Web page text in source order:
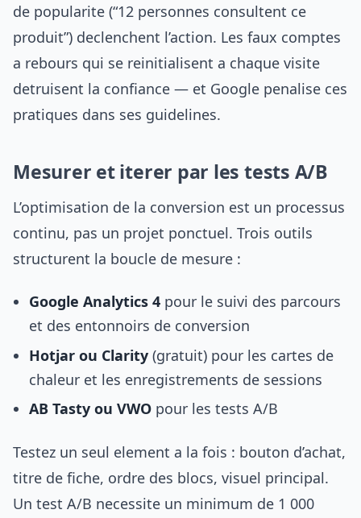
de popularite (“12 personnes consultent ce
produit”) declenchent l’action. Les faux comptes
a rebours qui se reinitialisent a chaque visite
detruisent la confiance — et Google penalise ces
pratiques dans ses guidelines.
Mesurer et iterer par les tests A/B
L’optimisation de la conversion est un processus
continu, pas un projet ponctuel. Trois outils
structurent la boucle de mesure :
Google Analytics 4 pour le suivi des parcours
et des entonnoirs de conversion
Hotjar ou Clarity (gratuit) pour les cartes de
chaleur et les enregistrements de sessions
AB Tasty ou VWO pour les tests A/B
Testez un seul element a la fois : bouton d’achat,
titre de fiche, ordre des blocs, visuel principal.
Un test A/B necessite un minimum de 1 000